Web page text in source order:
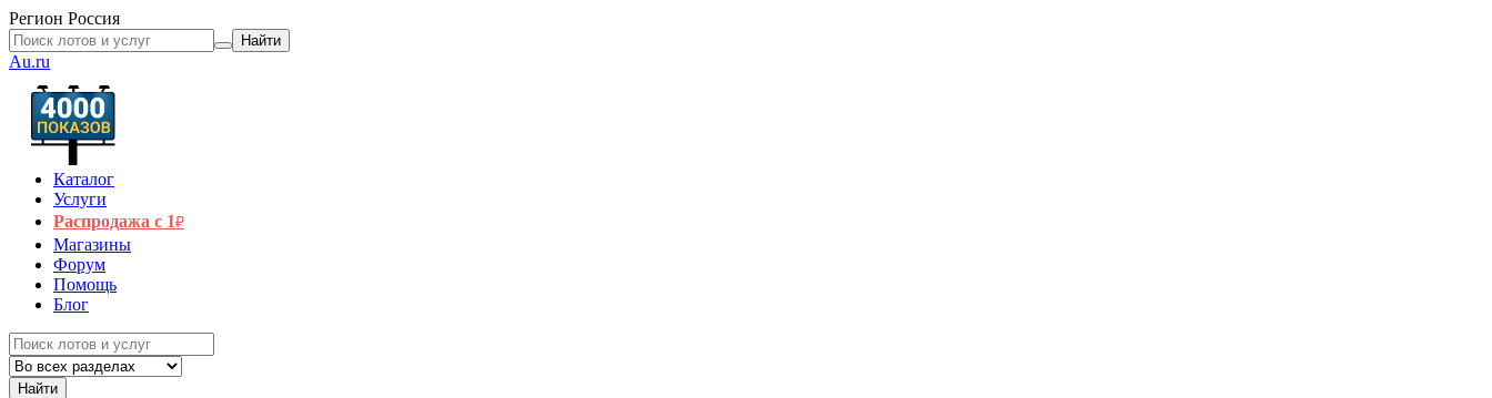
Регион Россия
Найти
Au.ru
Каталог
Услуги
Распродажа с 1₽
Магазины
Форум
Помощь
Блог
Найти